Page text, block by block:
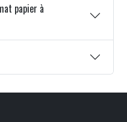
papier à